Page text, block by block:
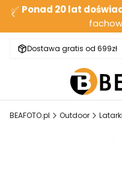
✅ Ponad 20 lat
Dostawa gratis od 699zł
BEAFOTO.pl Outdoor Latarki